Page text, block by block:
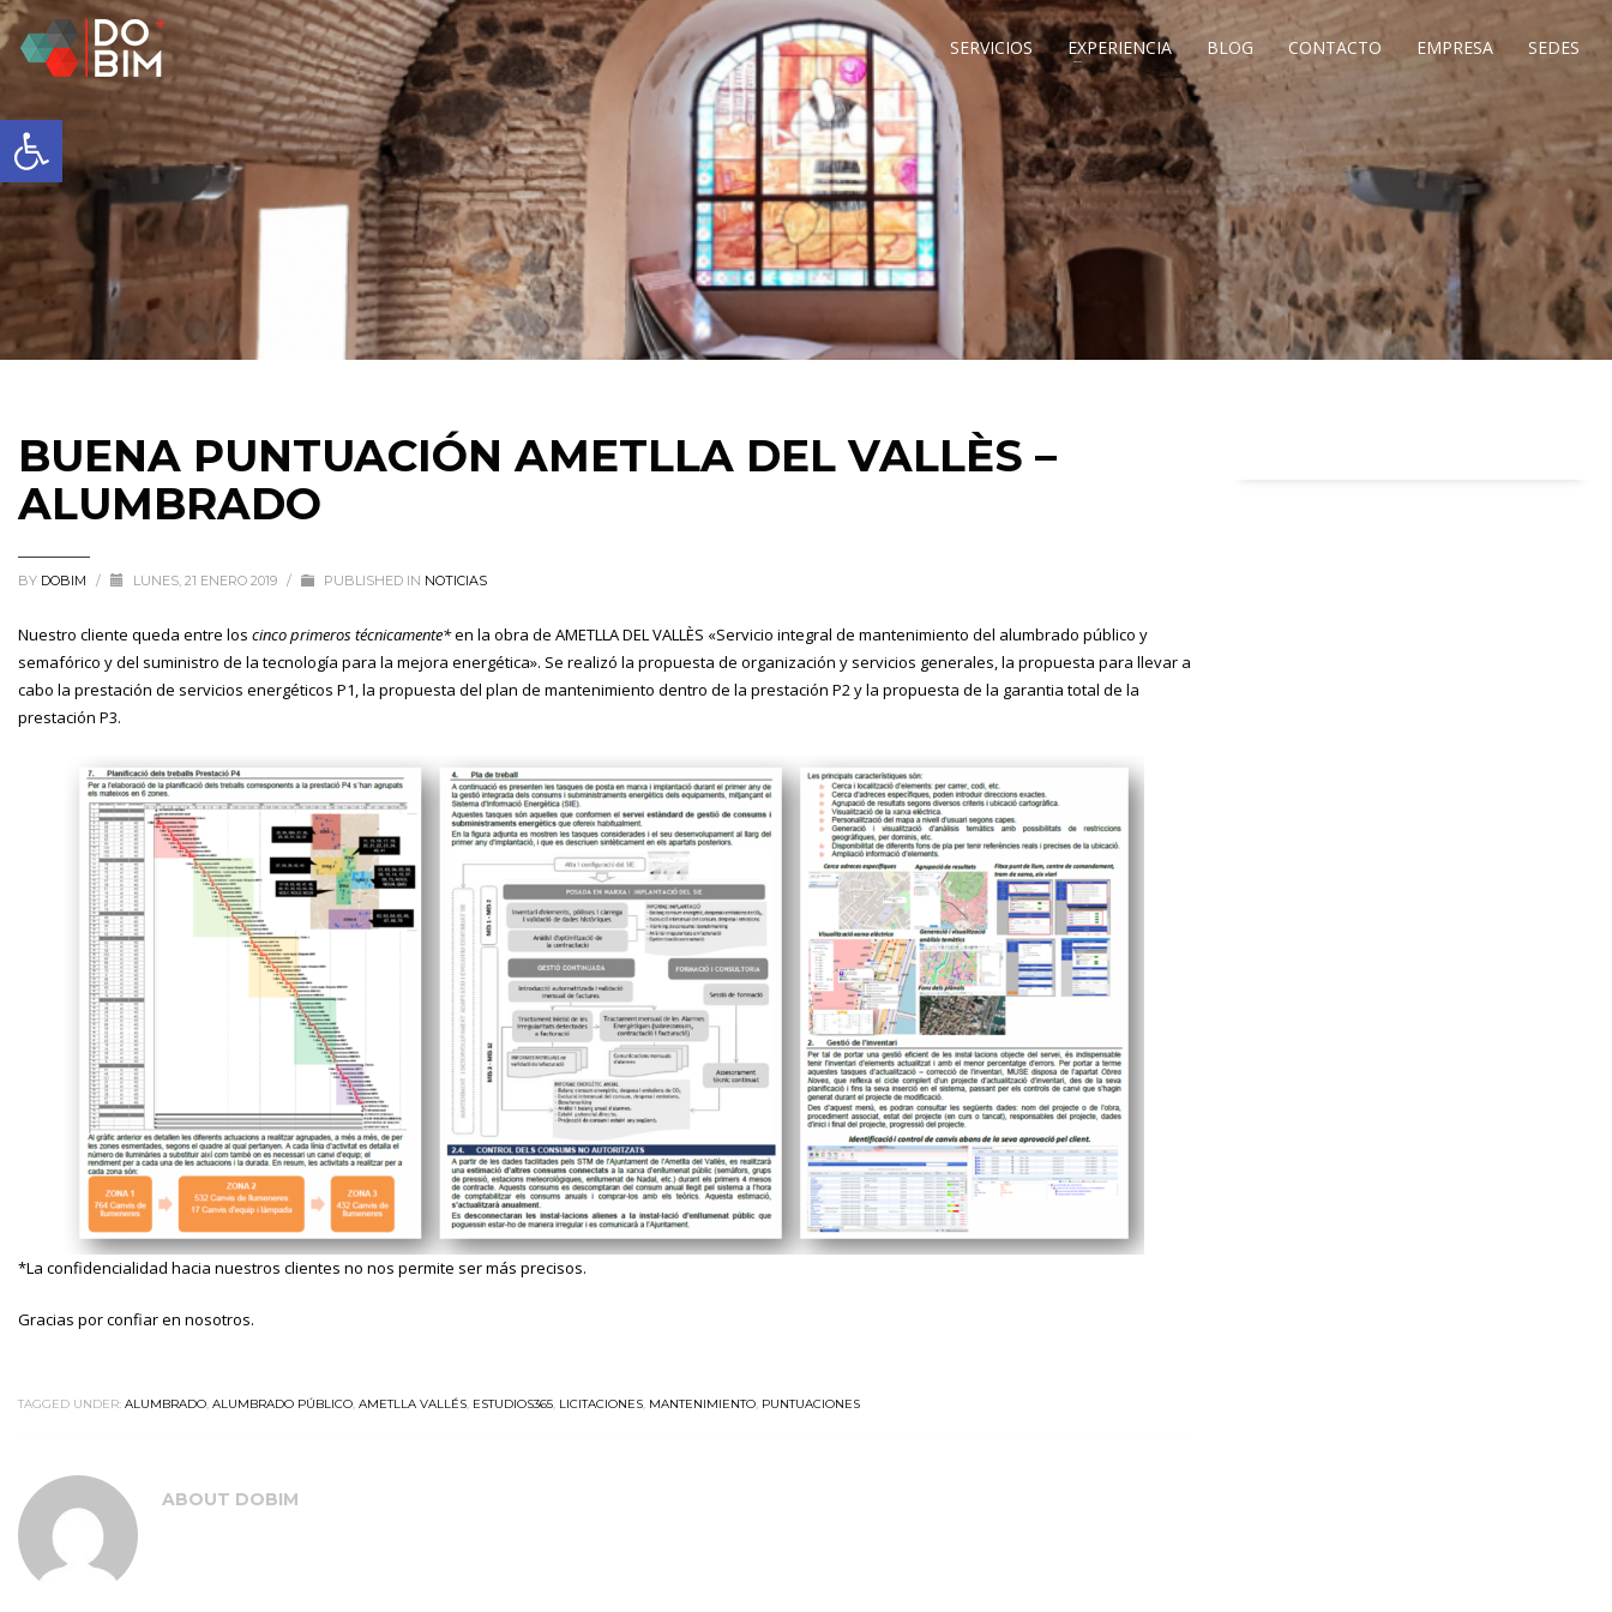
Abrir barra de herramientas
SERVICIOS EXPERIENCIA BLOG CONTACTO EMPRESA SEDES
BUENA PUNTUACIÓN AMETLLA DEL VALLÈS –
ALUMBRADO
BY DOBIM / LUNES, 21 ENERO 2019 / PUBLISHED IN NOTICIAS
Nuestro cliente queda entre los cinco primeros técnicamente*en la obra de AMETLLA DEL VALLÈS «Servicio integral de mantenimiento del alumbrado público y
semafórico y del suministro de la tecnología para la mejora energética». Se realizó la propuesta de organización y servicios generales, la propuesta para llevar a
cabo la prestación de servicios energéticos P1, la propuesta del plan de mantenimiento dentro de la prestación P2 y la propuesta de la garantia total de la
prestación P3.
*La confidencialidad hacia nuestros clientes no nos permite ser más precisos.
Gracias por confiar en nosotros.
TAGGED UNDER: ALUMBRADO, ALUMBRADO PÚBLICO, AMETLLA VALLÉS, ESTUDIOS365, LICITACIONES, MANTENIMIENTO, PUNTUACIONES
ABOUT DOBIM